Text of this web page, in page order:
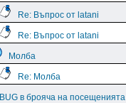
Re: Въпрос от latani
Re: Въпрос от latani
Молба
Re: Молба
BUG в брояча на